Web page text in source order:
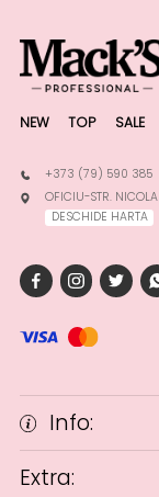
NEW TOP SALE
+373 (79) 590 385
OFICIU-STR.
DESCHIDE HARTA
Info:
Extra: